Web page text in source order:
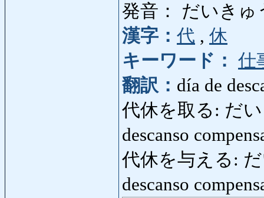
発音： だいきゅ
漢字： 代 , 休
キーワード： 仕
翻訳： día de
代休を取る: だ
descanso
代休を与える:
descanso